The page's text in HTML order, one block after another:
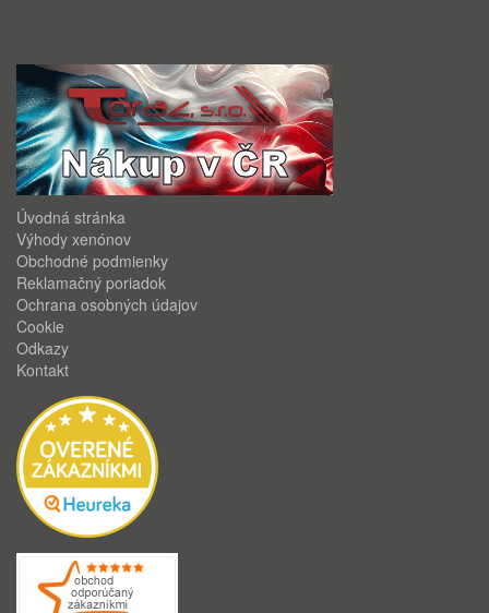
Úvodná stránka
Výhody xenónov
Obchodné podmienky
Reklamačný poriadok
Ochrana osobných údajov
Cookie
Odkazy
Kontakt